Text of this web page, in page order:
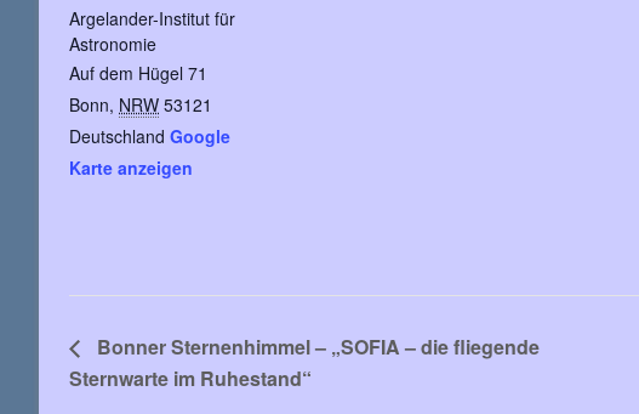
Argelander-Institut für
Astronomie
Auf dem Hügel 71
Bonn, NRW 53121
Deutschland Google
Karte anzeigen
Bonner Sternenhimmel – „SOFIA – die fliegende
Sternwarte im Ruhestand“